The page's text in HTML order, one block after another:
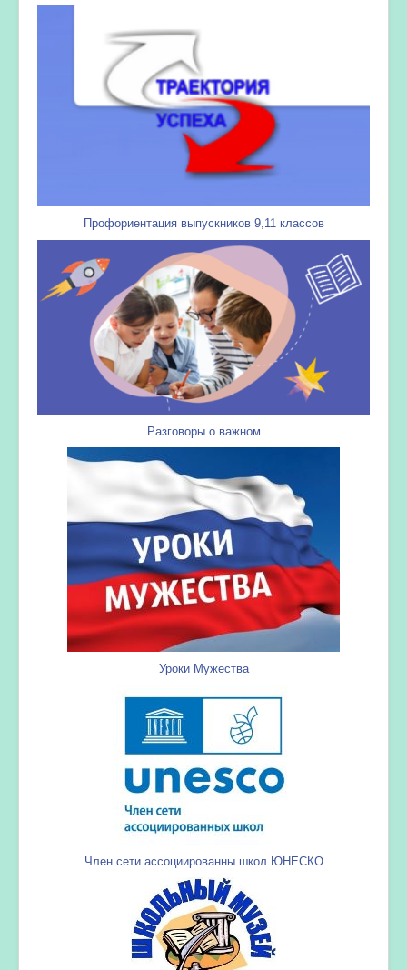
Профориентация выпускников 9,11 классов
Разговоры о важном
Уроки Мужества
Член сети ассоциированны школ ЮНЕСКО